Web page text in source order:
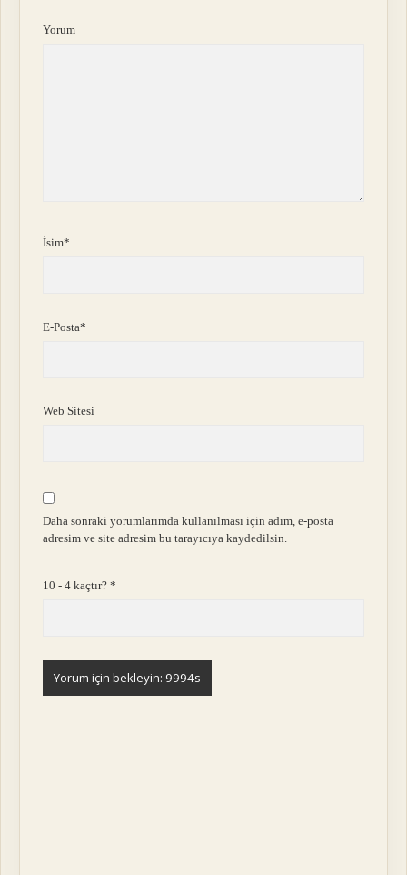
Yorum
İsim*
E-Posta*
Web Sitesi
Daha sonraki yorumlarımda kullanılması için adım, e-posta
adresim ve site adresim bu tarayıcıya kaydedilsin.
10 - 4 kaçtır?*